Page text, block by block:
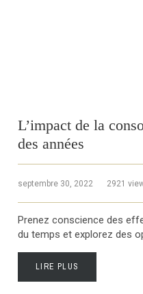
L’impact de la
des années
septembre 30, 2022 2921
Prenez conscience des
du temps et explorez des
LIRE PLUS